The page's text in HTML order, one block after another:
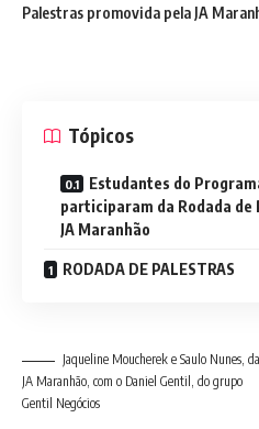
Palestras promovida pela JA
Tópicos
Estudantes do
participaram da Rodada
JA Maranhão
RODADA DE PALESTRAS
Jaqueline Moucherek e Saulo Nunes, da
JA Maranhão, com o Daniel Gentil, do grupo
Gentil Negócios